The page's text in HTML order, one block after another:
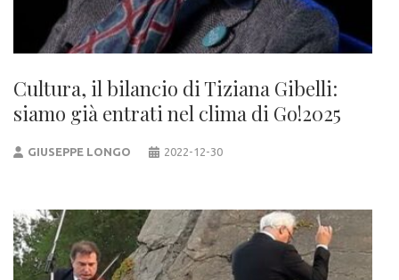
Cultura, il bilancio di Tiziana Gibelli:
siamo già entrati nel clima di Go!2025
GIUSEPPE LONGO 2022-12-30